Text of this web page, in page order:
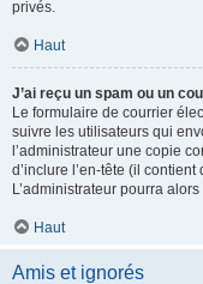
privés.
Haut
J’ai reçu un spam ou un
Le formulaire de courrier
suivre les utilisateurs qui
l’administrateur une copie
d’inclure l’en-tête (il
L’administrateur pourra
Haut
Amis et ignorés